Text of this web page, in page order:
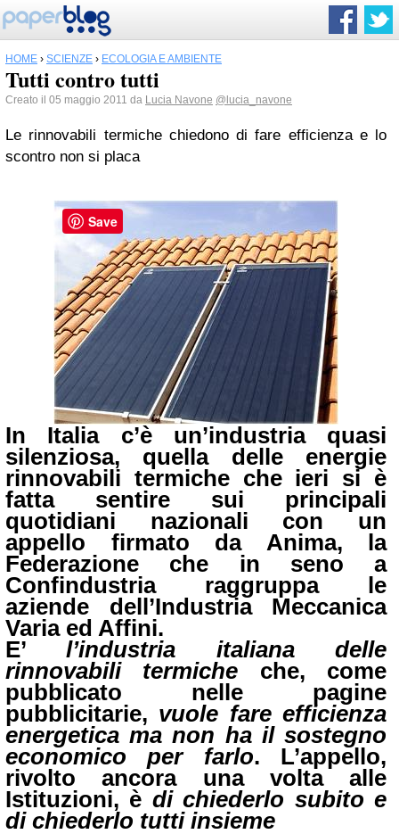
HOME › SCIENZE › ECOLOGIA E AMBIENTE
Tutti contro tutti
Creato il 05 maggio 2011 da Lucia Navone @lucia_navone
Le rinnovabili termiche chiedono di fare efficienza e lo
scontro non si placa
In Italia c’è un’industria quasi
silenziosa, quella delle energie
rinnovabili termiche che ieri si è
fatta sentire sui principali
quotidiani nazionali con un
appello firmato da Anima, la
Federazione che in seno a
Confindustria raggruppa le
aziende dell’Industria Meccanica
Varia ed Affini.
E’l’industria italiana delle
rinnovabili termiche che, come
pubblicato nelle pagine
pubblicitarie, vuole fare efficienza
energetica ma non ha il sostegno
economico per farlo. L’appello,
rivolto ancora una volta alle
Istituzioni, è di chiederlo subito e
di chiederlo tutti insieme
Save